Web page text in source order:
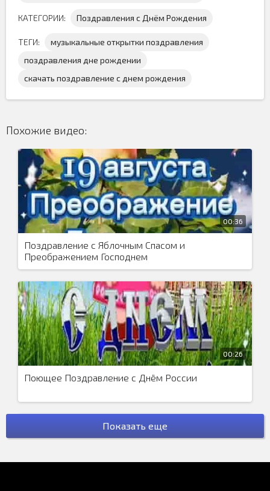
Видео поздравление с днем рождения скачать
бесплатноу нас на сайте музыкальных поздравлений и
КАТЕГОРИИ: Поздравления с Днём Рождения
ТЕГИ:
музыкальные открытки поздравления
поздравления дне рождении
скачать поздравление с днем рождения
Похожие видео:
00:36
Поздравление с Яблочным Спасом и
Преображением Господнем
00:26
Поющее Поздравление с Днём России
Показать еще